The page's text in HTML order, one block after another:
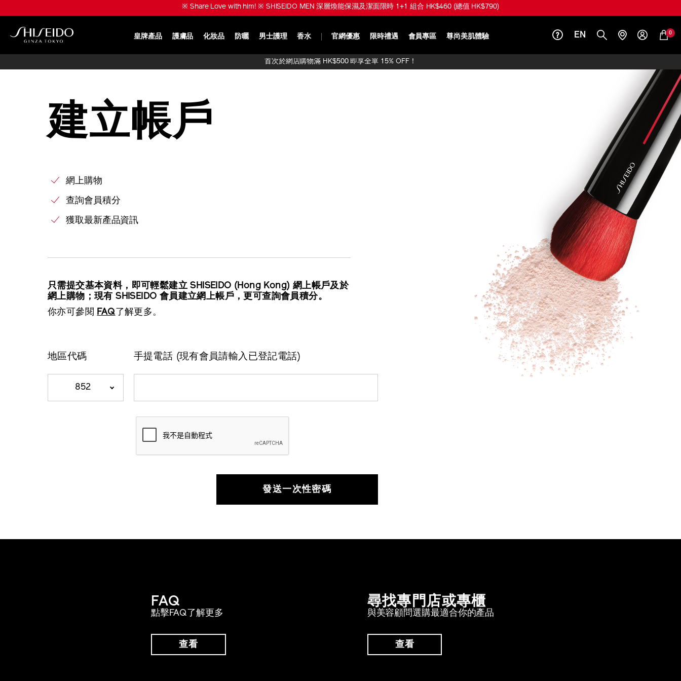
至
※ Share Love with him! ※ SHISEIDO MEN 深層煥能保濕及潔面限時 1+1 組合 HK$460 (總值 HK$790)
皇牌產品 護膚品 化妝品 防曬 男士護理 香水 官網優惠 限時禮遇 會員專區 尊尚美肌體驗 EN 0
首次於網店購物滿 HK$500 即享全單 15% OFF！
建立帳戶
網上購物
查詢會員積分
獲取最新產品資訊
只需提交基本資料，即可輕鬆建立 SHISEIDO (Hong Kong) 網上帳戶及於
網上購物；現有 SHISEIDO 會員建立網上帳戶，更可查詢會員積分。
你亦可參閱 FAQ 了解更多。
地區代碼
852
手提電話 (現有會員請輸入已登記電話)
發送一次性密碼
FAQ
點擊FAQ了解更多
查看
尋找專門店或專櫃
與美容顧問選購最適合你的產品
查看